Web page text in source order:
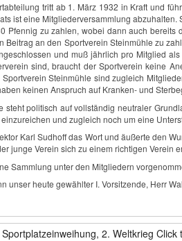
tritt ab 1. März 1932 in Kraft und
ist eine Mitgliederversammlung
Pfennig zu zahlen, wobei dann auch
Beitrag an den Sportverein Steinmühle zu
und muß jährlich pro Mitglied
sind, braucht der Sportverein keine
Steinmühle sind zugleich
keinen Anspruch auf Kranken- und
steht politisch auf vollständig neutraler
und zugleich noch um eine
Karl Sudhoff das Wort und äußerte den
junge Verein sich zu einem richtigen Verein
Sammlung unter den Mitgliedern
unser heute gewählter I. Vorsitzende, Herr
2. Weltkrieg Click